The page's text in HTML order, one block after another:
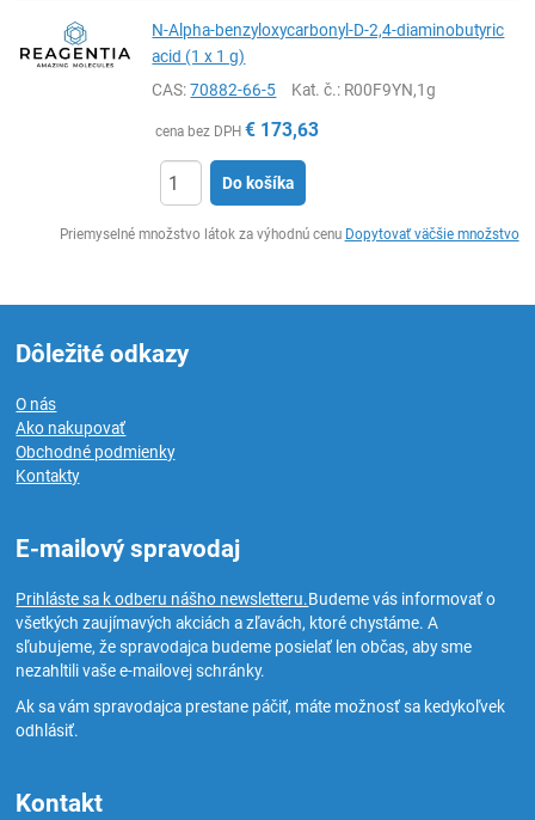
N-Alpha-benzyloxycarbonyl-D-2,4-diaminobutyric
acid (1 x 1 g)
CAS:70882-66-5 Kat. č.: R00F9YN,1g
cena bez DPH € 173,63
Do košíka
Priemyselné množstvo látok za výhodnú cenu Dopytovať väčšie množstvo
Dôležité odkazy
O nás
Ako nakupovať
Obchodné podmienky
Kontakty
E-mailový spravodaj
Prihláste sa k odberu nášho newsletteru.Budeme vás informovať o
všetkých zaujímavých akciách a zľavách, ktoré chystáme. A
sľubujeme, že spravodajca budeme posielať len občas, aby sme
nezahltili vaše e-mailovej schránky.
Ak sa vám spravodajca prestane páčiť, máte možnosť sa kedykoľvek
odhlásiť.
Kontakt